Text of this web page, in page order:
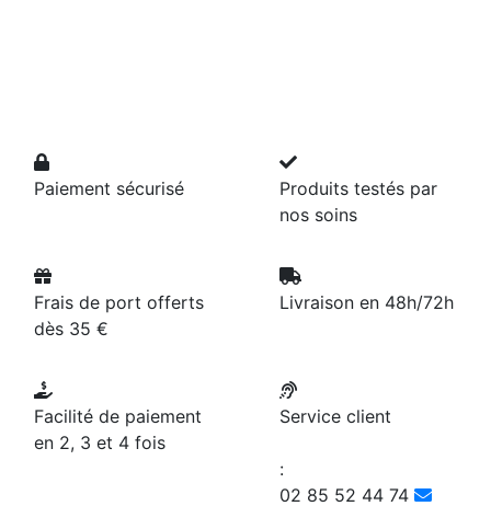
Paiement sécurisé
Produits testés par
nos soins
Frais de port offerts
dès 35 €
Livraison en 48h/72h
Facilité de paiement
en 2, 3 et 4 fois
Service client
:
02 85 52 44 74